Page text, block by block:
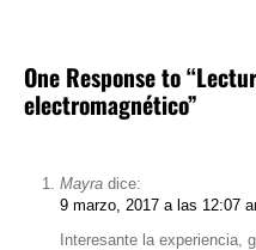
One Response to
electromagnético”
Mayra dice:
9 marzo, 2017 a las 12:07
Interesante la experiencia,